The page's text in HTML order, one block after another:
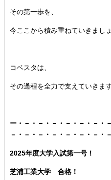
その第一歩を、
今ここから積み重ねていきましょ
コベスタは、
その過程を全力で支えていきます
ー・－・－・－・－・－・－・
－・－・－・－・－・－・－・
2025年度大学入試第一号！
芝浦工業大学 合格！